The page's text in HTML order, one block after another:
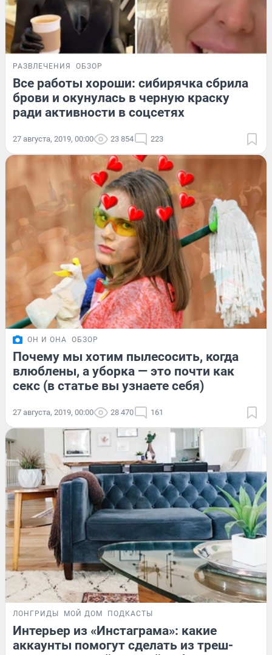
РАЗВЛЕЧЕНИЯ ОБЗОР
Все работы хороши: сибирячка сбрила
брови и окунулась в черную краску
ради активности в соцсетях
27 августа, 2019, 00:00 23 854 223
ОН И ОНА ОБЗОР
Почему мы хотим пылесосить, когда
влюблены, а уборка — это почти как
секс (в статье вы узнаете себя)
27 августа, 2019, 00:00 28 470 161
ЛОНГРИДЫ МОЙ ДОМ ПОДКАСТЫ
Интерьер из «Инстаграма»: какие
аккаунты помогут сделать из треш-